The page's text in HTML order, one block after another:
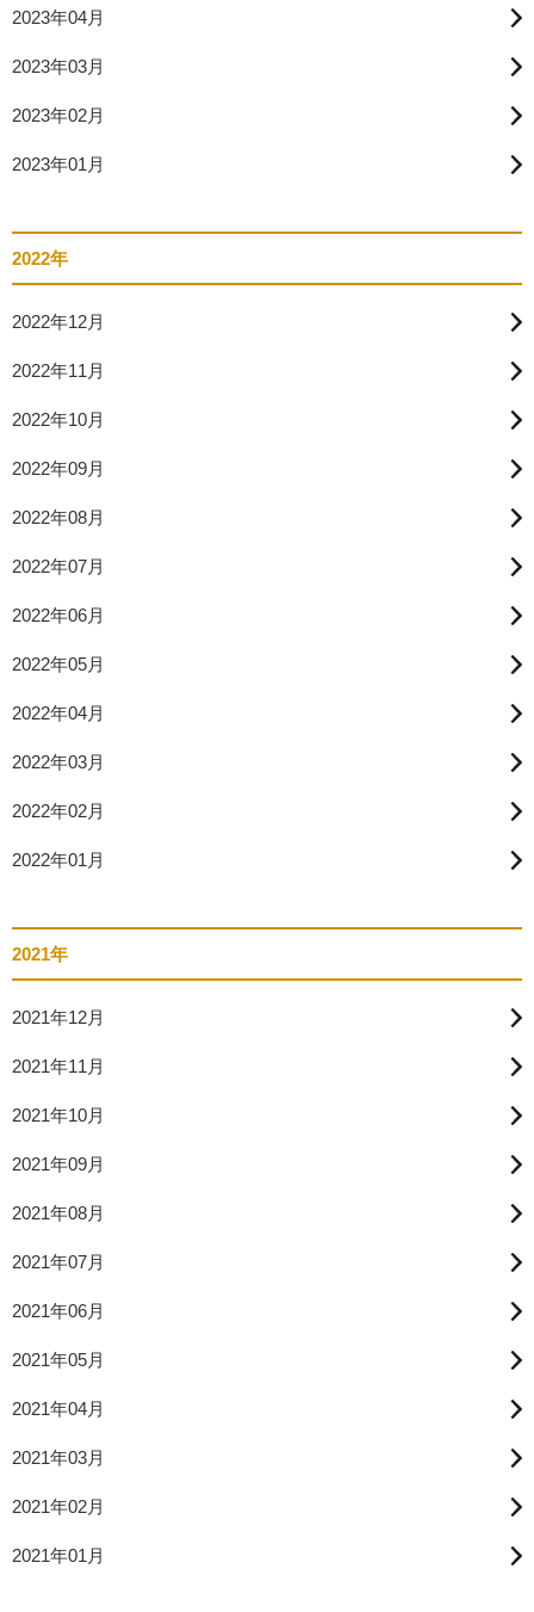
2023年04月
2023年03月
2023年02月
2023年01月
2022年
2022年12月
2022年11月
2022年10月
2022年09月
2022年08月
2022年07月
2022年06月
2022年05月
2022年04月
2022年03月
2022年02月
2022年01月
2021年
2021年12月
2021年11月
2021年10月
2021年09月
2021年08月
2021年07月
2021年06月
2021年05月
2021年04月
2021年03月
2021年02月
2021年01月